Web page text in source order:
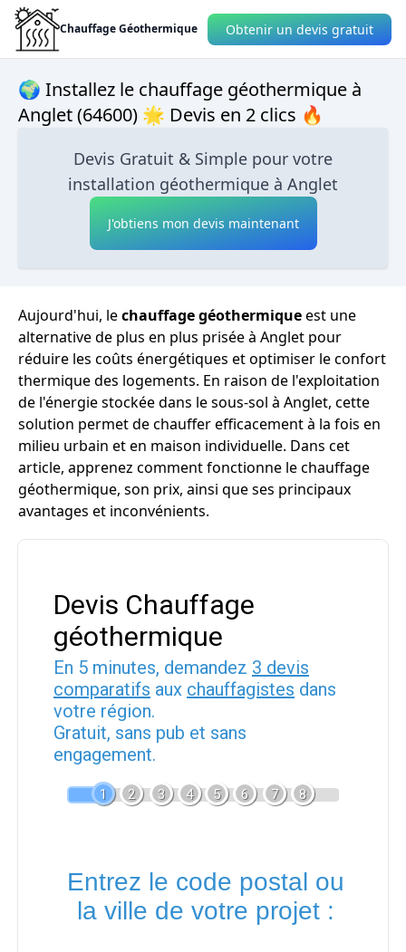
Chauffage Géothermique Obtenir un devis gratuit
🌍 Installez le chauffage géothermique à
Anglet (64600) 🌟 Devis en 2 clics 🔥
Devis Gratuit & Simple pour votre
installation géothermique à Anglet
J'obtiens mon devis maintenant
Aujourd'hui, lechauffage géothermiqueest une
alternative de plus en plus prisée à Anglet pour
réduire les coûts énergétiques et optimiser le confort
thermique des logements. En raison de l'exploitation
de l'énergie stockée dans le sous-sol à Anglet, cette
solution permet de chauffer efficacement à la fois en
milieu urbain et en maison individuelle. Dans cet
article, apprenez comment fonctionne le chauffage
géothermique, son prix, ainsi que ses principaux
avantages et inconvénients.
Devis Chauffage
géothermique
En 5 minutes, demandez 3 devis
comparatifs aux chauffagistes dans
votre région.
Gratuit, sans pub et sans
engagement.
1 2 3 4 5 6 7 8
Entrez le code postal ou
la ville de votre projet :